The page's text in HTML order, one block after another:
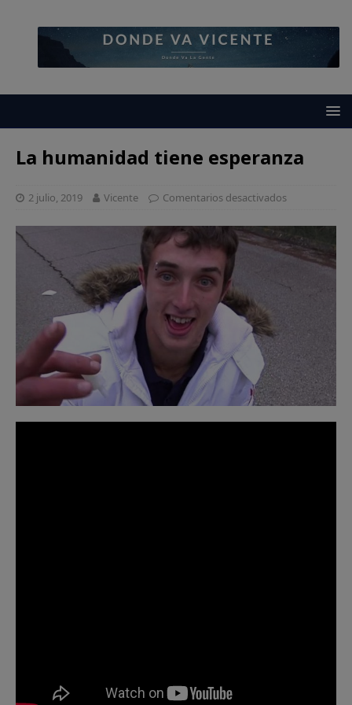
La humanidad tiene esperanza
2 julio, 2019 Vicente Comentarios desactivados